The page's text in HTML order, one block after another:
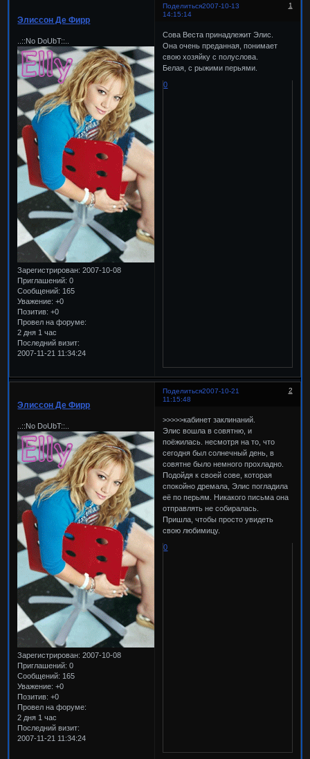
Поделиться 1
2007-10-13
14:15:14
Элиссон Де Фирр
..::No DoUbT::..
Зарегистрирован: 2007-10-08
Приглашений: 0
Сообщений: 165
Уважение: +0
Позитив: +0
Провел на форуме:
2 дня 1 час
Последний визит:
2007-11-21 11:34:24
Сова Веста принадлежит Элис.
Она очень преданная, понимает
свою хозяйку с полуслова.
Белая, с рыжими перьями.
0
Поделиться 2
2007-10-21
11:15:48
Элиссон Де Фирр
..::No DoUbT::..
Зарегистрирован: 2007-10-08
Приглашений: 0
Сообщений: 165
Уважение: +0
Позитив: +0
Провел на форуме:
2 дня 1 час
Последний визит:
2007-11-21 11:34:24
>>>>>кабинет заклинаний.
Элис вошла в совятню, и
поёжилась. несмотря на то, что
сегодня был солнечный день, в
совятне было немного прохладно.
Подойдя к своей сове, которая
спокойно дремала, Элис погладила
её по перьям. Никакого письма она
отправлять не собиралась.
Пришла, чтобы просто увидеть
свою любимицу.
0